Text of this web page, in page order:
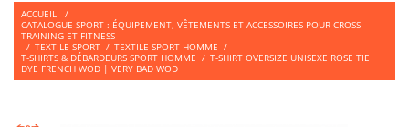
ACCUEIL
/
CATALOGUE SPORT : ÉQUIPEMENT, VÊTEMENTS ET ACCESSOIRES POUR CROSS
TRAINING ET FITNESS
/ TEXTILE SPORT / TEXTILE SPORT HOMME /
T-SHIRTS & DÉBARDEURS SPORT HOMME / T-SHIRT OVERSIZE UNISEXE ROSE TIE
DYE FRENCH WOD | VERY BAD WOD